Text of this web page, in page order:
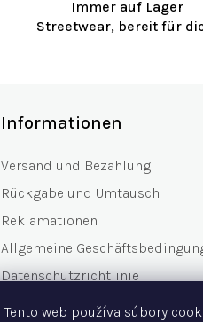
Tento web používa súbory
Immer auf Lager
Streetwear, bereit für
Informationen
Versand und Bezahlung
Rückgabe und Umtausch
Reklamationen
Allgemeine
Datenschutzrichtlinie
Geschenkgutscheine